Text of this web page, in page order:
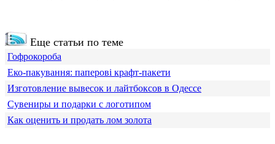
Еще статьи по теме
Гофрокороба
Еко-пакування: паперові крафт-пакети
Изготовление вывесок и лайтбоксов в Одессе
Сувениры и подарки с логотипом
Как оценить и продать лом золота